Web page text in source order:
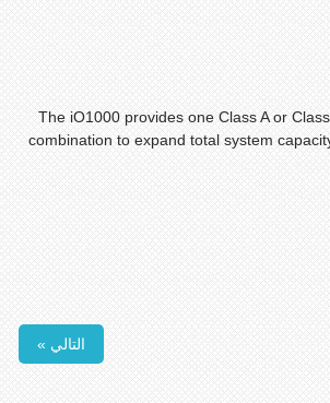
The iO1000 provides one Class A or
combination to expand total system
التالي »